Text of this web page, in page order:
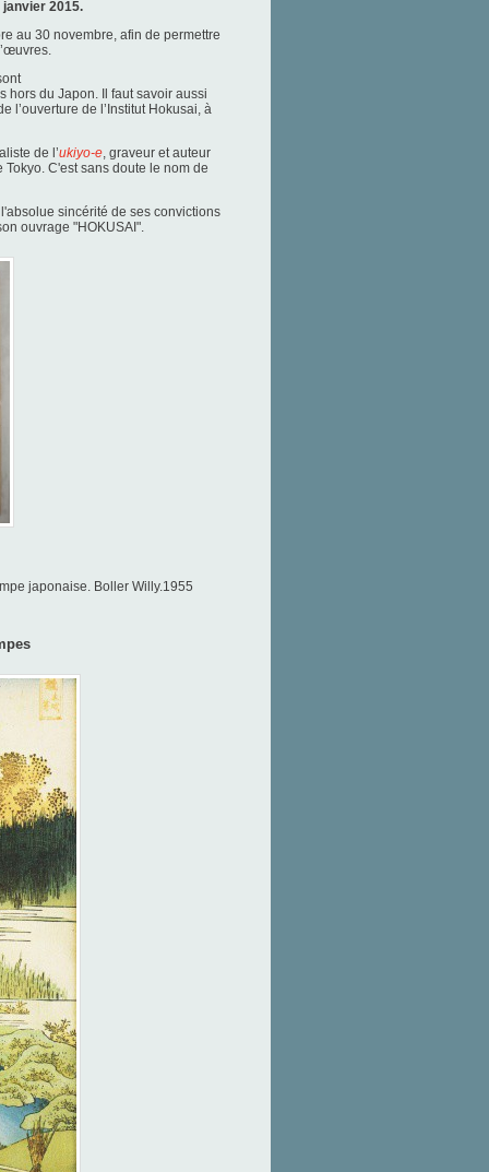
2015.
au 30 novembre, afin de permettre
hors du Japon. Il faut savoir aussi
l’ouverture de l’Institut Hokusai, à
de l’ukiyo-e , graveur et auteur
C'est sans doute le nom de
sincérité de ses convictions
ouvrage "HOKUSAI".
japonaise. Boller Willy.1955